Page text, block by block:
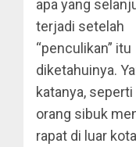
apa yang
terjadi setelah
“penculikan” itu
diketahuinya.
katanya,
orang sibuk
rapat di luar